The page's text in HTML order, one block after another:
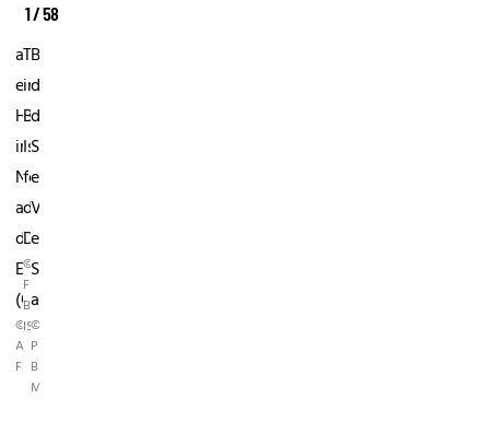
1 / 58
Sturmschaden
an
einem
Haus
in
Neukirchen
an
der
Enknach
(OÖ)
©
APA/MANFRED
FESL
Dem
Technozentrum
in
Bad
Ischl
fehlt
das
Dach
©
FF
BAD
ISCHL
In
Breitenfurt
deckte
das
Sturmtief
eine
Verkleidung
eines
Swimmingpooles
ab.
©
PRESSESTELLE
BFK
MÖDLING